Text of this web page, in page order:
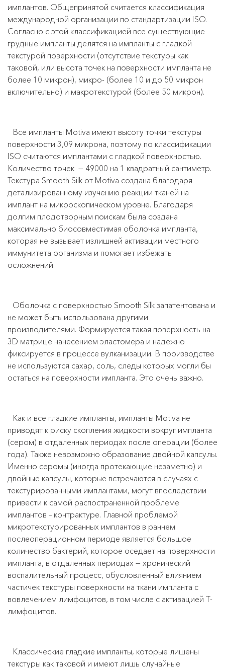
имплантов. Общепринятой считается классификация
международной организации по стандартизации ISO.
Согласно с этой классификацией все существующие
грудные импланты делятся на импланты с гладкой
текстурой поверхности (отсутствие текстуры как
таковой, или высота точек на поверхности импланта не
более 10 микрон), микро- (более 10 и до 50 микрон
включительно) и макротекстурой (более 50 микрон).
Все импланты Motiva имеют высоту точки текстуры
поверхности 3,09 микрона, поэтому по классификации
ISO считаются имплантами с гладкой поверхностью.
Количество точек — 49000 на 1 квадратный сантиметр.
Текстура Smooth Silk от Motiva создана благодаря
детализированному изучению реакции тканей на
имплант на микроскопическом уровне. Благодаря
долгим плодотворным поискам была создана
максимально биосовместимая оболочка импланта,
которая не вызывает излишней активации местного
иммунитета организма и помогает избежать
осложнений.
Оболочка с поверхностью Smooth Silk запатентована и
не может быть использована другими
производителями. Формируется такая поверхность на
3D матрице нанесением эластомера и надежно
фиксируется в процессе вулканизации. В производстве
не используются сахар, соль, следы которых могли бы
остаться на поверхности импланта. Это очень важно.
Как и все гладкие импланты, импланты Motiva не
приводят к риску скопления жидкости вокруг импланта
(сером) в отдаленных периодах после операции (более
года). Также невозможно образование двойной капсулы.
Именно серомы (иногда протекающие незаметно) и
двойные капсулы, которые встречаются в случаях с
текстурированными имплантами, могут впоследствии
привести к самой распостраненной проблеме
имплантов – контрактуре. Главной проблемой
микротекстурированных имплантов в раннем
послеоперационном периоде является большое
количество бактерий, которое оседает на поверхности
импланта, в отдаленных периодах — хронический
воспалительный процесс, обусловленный влиянием
частичек текстуры поверхности на ткани импланта с
вовлечением лимфоцитов, в том числе с активацией Т-
лимфоцитов.
Классические гладкие импланты, которые лишены
текстуры как таковой и имеют лишь случайные